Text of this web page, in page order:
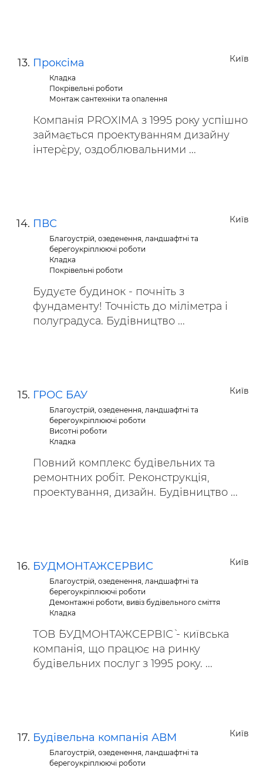
Київ
Проксіма
Кладка
Покрівельні роботи
Монтаж сантехніки та опалення
Компанія PROXIMA з 1995 року успішно
займається проектуванням дизайну
інтер`єру, оздоблювальними ...
Київ
ПВС
Благоустрій, озеденення, ландшафтні та
берегоукріплюючі роботи
Кладка
Покрівельні роботи
Будуєте будинок - почніть з
фундаменту! Точність до міліметра і
полуградуса. Будівництво ...
Київ
ГРОС БАУ
Благоустрій, озеденення, ландшафтні та
берегоукріплюючі роботи
Висотні роботи
Кладка
Повний комплекс будівельних та
ремонтних робіт. Реконструкція,
проектування, дизайн. Будівництво ...
Київ
БУДМОНТАЖСЕРВИС
Благоустрій, озеденення, ландшафтні та
берегоукріплюючі роботи
Демонтажні роботи, вивіз будівельного сміття
Кладка
ТОВ `БУДМОНТАЖСЕРВІС` - київська
компанія, що працює на ринку
будівельних послуг з 1995 року. ...
Київ
Будівельна компанія АВМ
Благоустрій, озеденення, ландшафтні та
берегоукріплюючі роботи